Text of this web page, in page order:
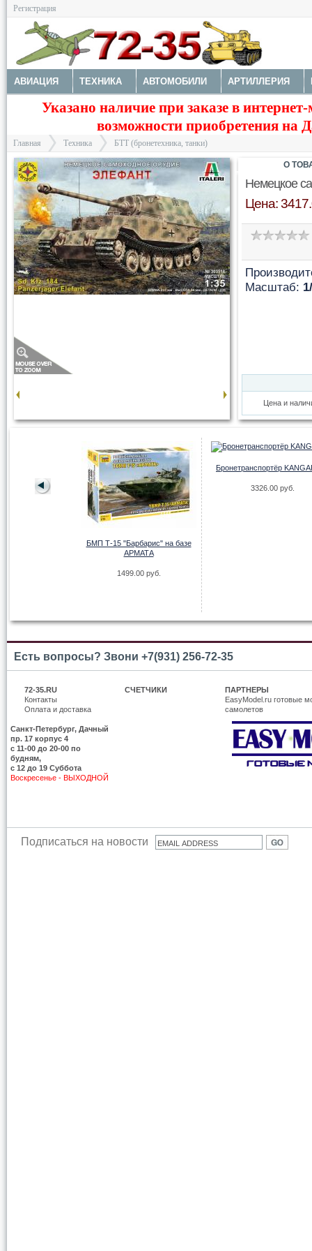
Регистрация
АВИАЦИЯ ТЕХНИКА АВТОМОБИЛИ АРТИЛЛЕРИЯ
МОТОТЕХНИКА ТЕХНИКА РАЗНАЯ ФИГУРЫ МОДЕЛИ
КРАСКИ И ИНСТРУМЕНТЫ
Указано наличие при заказе в
возможности приобретения на
Главная
>
Техника
>
БТТ (бронетехника, танки)
Немецкое
Цена:
Масштаб:
Цена и
О
БМП Т-15 "Барбарис" на базе
АРМАТА
1499.00 руб.
Бронетранспортёр
3326.00 руб.
Есть вопросы? Звони +7(931) 256-72-35
72-35.RU
Контакты
Оплата и доставка
Санкт-Петербург, Дачный
пр. 17 корпус 4
c 11-00 до 20-00 по
будням,
с 12 до 19 Суббота
Воскресенье - ВЫХОДНОЙ
СЧЕТЧИКИ
ПАРТНЕРЫ
EasyModel.ru готовые
самолетов
Подписаться на новости